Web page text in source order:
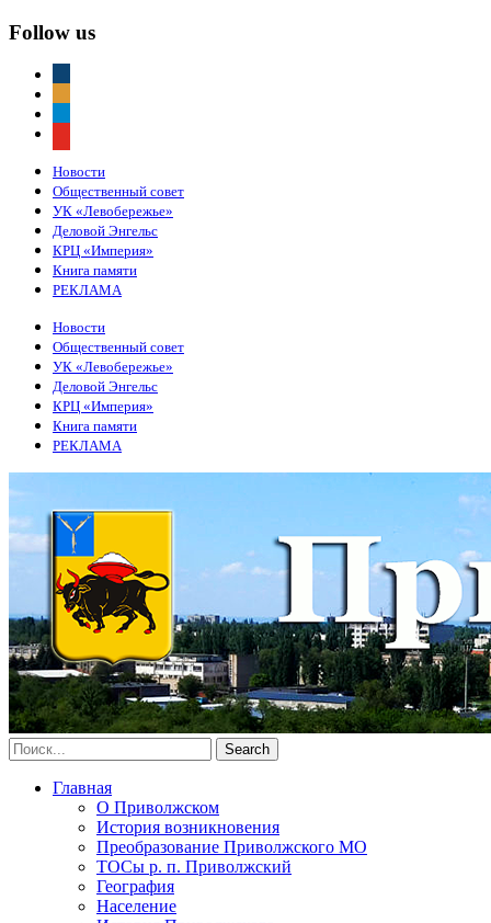
Follow us
Новости
Общественный совет
УК «Левобережье»
Деловой Энгельс
КРЦ «Империя»
Книга памяти
РЕКЛАМА
Новости
Общественный совет
УК «Левобережье»
Деловой Энгельс
КРЦ «Империя»
Книга памяти
РЕКЛАМА
Главная
О Приволжском
История возникновения
Преобразование Приволжского МО
ТОСы р. п. Приволжский
География
Население